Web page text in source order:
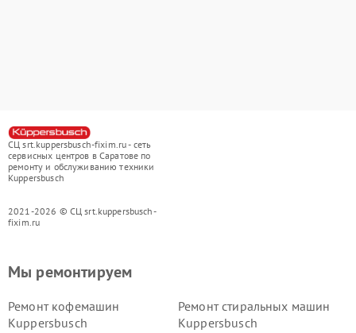
СЦ srt.kuppersbusch-fixim.ru - сеть
сервисных центров в Саратове по
ремонту и обслуживанию техники
Kuppersbusch
2021-2026 © СЦ srt.kuppersbusch-
fixim.ru
Мы ремонтируем
Ремонт кофемашин
Kuppersbusch
Ремонт стиральных машин
Kuppersbusch